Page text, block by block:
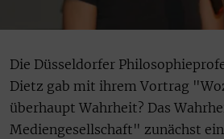
Die Düsseldorfer
Dietz gab mit ihrem Vortrag
überhaupt Wahrheit? Das
Mediengesellschaft" zunächst